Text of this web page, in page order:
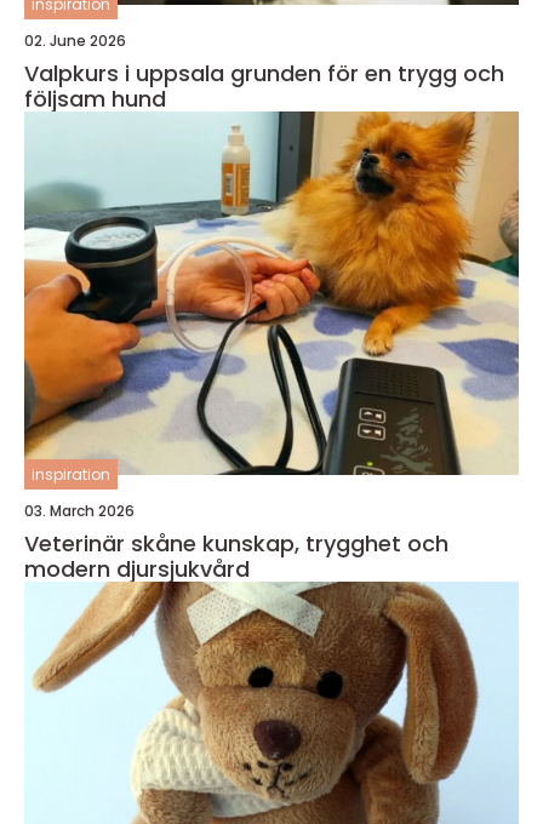
inspiration
02. June 2026
Valpkurs i uppsala grunden för en trygg och
följsam hund
inspiration
03. March 2026
Veterinär skåne kunskap, trygghet och
modern djursjukvård